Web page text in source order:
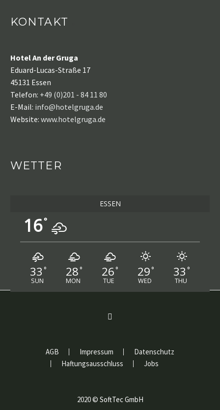
KONTAKT
Hotel An der Gruga
Eduard-Lucas-Straße 17
45131 Essen
Telefon: +49 (0)201 - 84 11 80
E-Mail: info@hotelgruga.de
Website: www.hotelgruga.de
WETTER
ESSEN
16°
33 °
SUN
28 °
MON
26 °
TUE
29 °
WED
33 °
THU
AGB Impressum
Datenschutz
Haftungsausschluss
Jobs
2020 © SoftTec GmbH